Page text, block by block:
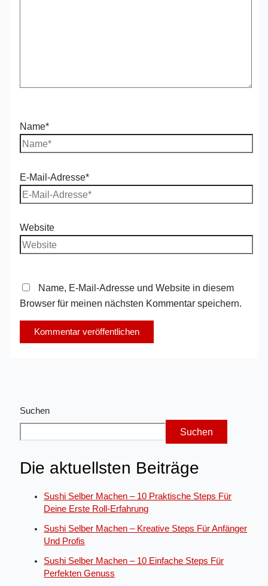
Name*
E-Mail-Adresse*
Website
Name, E-Mail-Adresse und Website in diesem
Browser für meinen nächsten Kommentar speichern.
Suchen
Suchen
Die aktuellsten Beiträge
Sushi Selber Machen – 10 Praktische Steps Für
Deine Erste Roll-Erfahrung
Sushi Selber Machen – Kreative Steps Für Anfänger
Und Profis
Sushi Selber Machen – 10 Einfache Steps Für
Perfekten Genuss